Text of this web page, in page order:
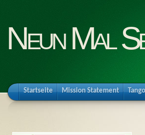
Neun Mal
Startseite Mission Statement